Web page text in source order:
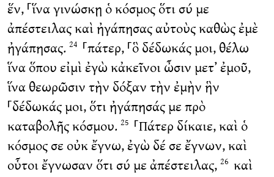
ἕν, ⸀ἵνα γινώσκῃ ὁ κόσμος ὅτι σύ με
ἀπέστειλας καὶ ἠγάπησας αὐτοὺς καθὼς ἐμὲ
ἠγάπησας. 24 ⸀πάτερ, ⸀ὃ δέδωκάς μοι, θέλω
ἵνα ὅπου εἰμὶ ἐγὼ κἀκεῖνοι ὦσιν μετ’ ἐμοῦ,
ἵνα θεωρῶσιν τὴν δόξαν τὴν ἐμὴν ἣν
⸀δέδωκάς μοι, ὅτι ἠγάπησάς με πρὸ
καταβολῆς κόσμου. 25 ⸀Πάτερ δίκαιε, καὶ ὁ
κόσμος σε οὐκ ἔγνω, ἐγὼ δέ σε ἔγνων, καὶ
οὗτοι ἔγνωσαν ὅτι σύ με ἀπέστειλας, 26 καὶ